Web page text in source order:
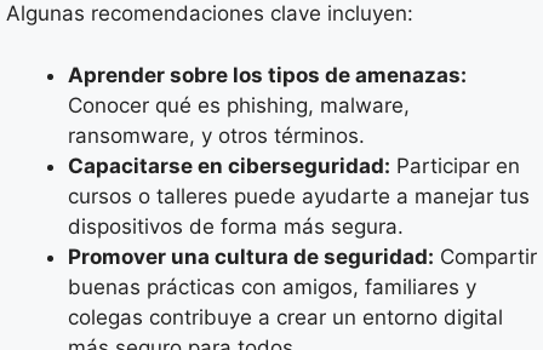
Algunas recomendaciones clave incluyen:
Aprender sobre los tipos de amenazas:
Conocer qué es phishing, malware,
ransomware, y otros términos.
Capacitarse en ciberseguridad: Participar en
cursos o talleres puede ayudarte a manejar tus
dispositivos de forma más segura.
Promover una cultura de seguridad: Compartir
buenas prácticas con amigos, familiares y
colegas contribuye a crear un entorno digital